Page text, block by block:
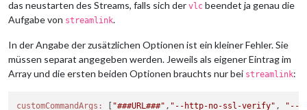
das neustarten des Streams, falls sich der vlc beendet ja genau die
Aufgabe von streamlink.
In der Angabe der zusätzlichen Optionen ist ein kleiner Fehler. Sie
müssen separat angegeben werden. Jeweils als eigener Eintrag im
Array und die ersten beiden Optionen brauchts nur bei streamlink:
customCommandArgs: "###URL###" , "--http-no-ssl-verify" , "--